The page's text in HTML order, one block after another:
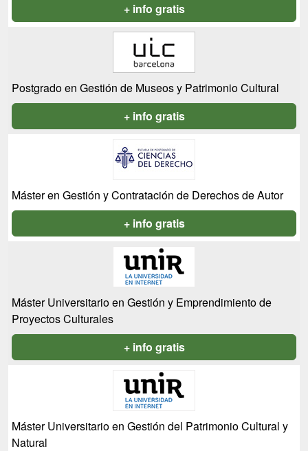
+ info gratis
Postgrado en Gestión de Museos y Patrimonio Cultural
+ info gratis
Máster en Gestión y Contratación de Derechos de Autor
+ info gratis
Máster Universitario en Gestión y Emprendimiento de
Proyectos Culturales
+ info gratis
Máster Universitario en Gestión del Patrimonio Cultural y
Natural